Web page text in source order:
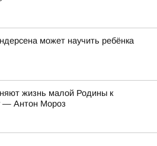
может научить ребёнка
жизнь малой Родины к
— Антон Мороз